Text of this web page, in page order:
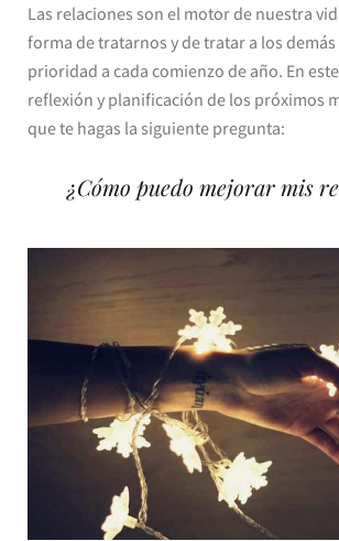
Las relaciones son el motor de nuestra
forma de tratarnos y de tratar a los
prioridad a cada comienzo de año. En
reflexión y planificación de los próximos
que te hagas la siguiente pregunta:
¿Cómo puedo mejorar mis